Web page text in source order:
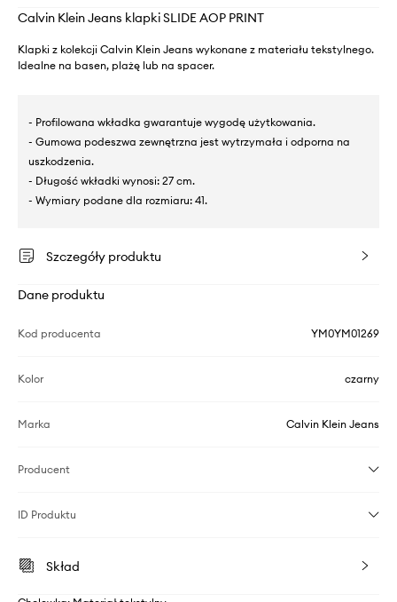
Calvin Klein Jeans klapki SLIDE AOP PRINT
Klapki z kolekcji Calvin Klein Jeans wykonane z materiału tekstylnego.
Idealne na basen, plażę lub na spacer.
- Profilowana wkładka gwarantuje wygodę użytkowania.
- Gumowa podeszwa zewnętrzna jest wytrzymała i odporna na
uszkodzenia.
- Długość wkładki wynosi: 27 cm.
- Wymiary podane dla rozmiaru: 41.
Szczegóły produktu
Dane produktu
Kod producenta YM0YM01269
Kolor czarny
Marka Calvin Klein Jeans
Producent
ID Produktu
Skład